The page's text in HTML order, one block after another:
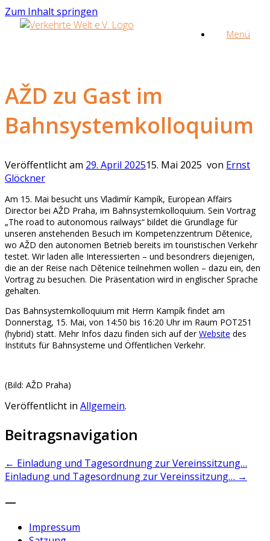
Zum Inhalt springen
Menü
AŽD zu Gast im
Bahnsystemkolloquium
Veröffentlicht am 29. April 202515. Mai 2025 von Ernst
Glöckner
Am 15. Mai besucht uns Vladimír Kampík, European Affairs
Director bei AŽD Praha, im Bahnsystemkolloquium. Sein Vortrag
„The road to autonomous railways“ bildet die Grundlage für
unseren anstehenden Besuch im Kompetenzzentrum Dětenice,
wo AŽD den autonomen Betrieb bereits im touristischen Verkehr
testet. Wir laden alle Interessierten – und besondrers diejenigen,
die an der Reise nach Dětenice teilnehmen wollen – dazu ein, den
Vortrag zu besuchen. Die Präsentation wird in englischer Sprache
gehalten.
Das Bahnsystemkolloquium mit Herrn Kampík findet am
Donnerstag, 15. Mai, von 14:50 bis 16:20 Uhr im Raum POT251
(hybrid) statt. Mehr Infos dazu finden sich auf derWebsite des
Instituts für Bahnsysteme und Öffentlichen Verkehr.
(Bild: AŽD Praha)
Veröffentlicht in Allgemein.
Beitragsnavigation
← Einladung und Tagesordnung zur Vereinssitzung…
Einladung und Tagesordnung zur Vereinssitzung… →
—
Impressum